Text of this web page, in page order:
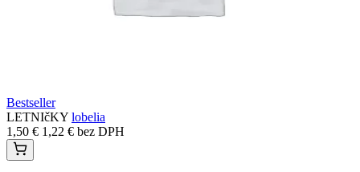
Bestseller
LETNIčKY lobelia
1,50 € 1,22 € bez DPH